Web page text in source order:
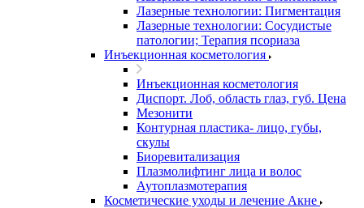
Лазерные технологии: Пигментация
Лазерные технологии: Сосудистые
патологии; Терапия псориаза
Инъекционная косметология
Инъекционная косметология
Диспорт. Лоб, область глаз, губ. Цена
Мезонити
Контурная пластика- лицо, губы,
скулы
Биоревитализация
Плазмолифтинг лица и волос
Аутоплазмотерапия
Косметические уходы и лечение Акне